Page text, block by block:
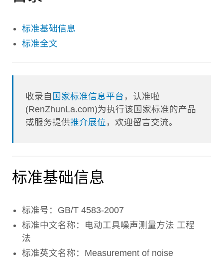
标准基础信息
标准全文
收录自 国家标准信息平台 ，认准啦
(RenZhunLa.com)为执行该国家标准的产品
或服务提供推介展位 ，欢迎留言交流。
标准基础信息
标准号：GB/T 4583-2007
标准中文名称：电动工具噪声测量方法 工程
法
标准英文名称：Measurement of noise